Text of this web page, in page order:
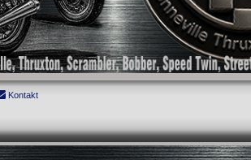
Kontakt